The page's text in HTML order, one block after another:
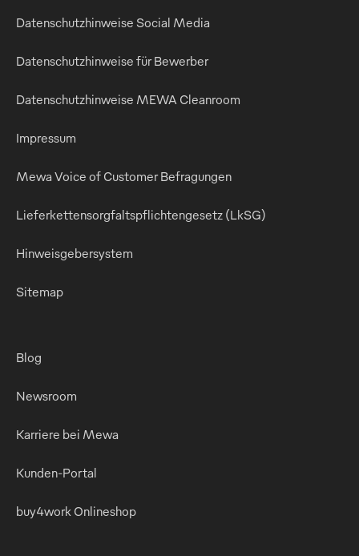
Datenschutzhinweise Social Media
Datenschutzhinweise für Bewerber
Datenschutzhinweise MEWA Cleanroom
Impressum
Mewa Voice of Customer Befragungen
Lieferkettensorgfaltspflichtengesetz (LkSG)
Hinweisgebersystem
Sitemap
Blog
Newsroom
Karriere bei Mewa
Kunden-Portal
buy4work Onlineshop